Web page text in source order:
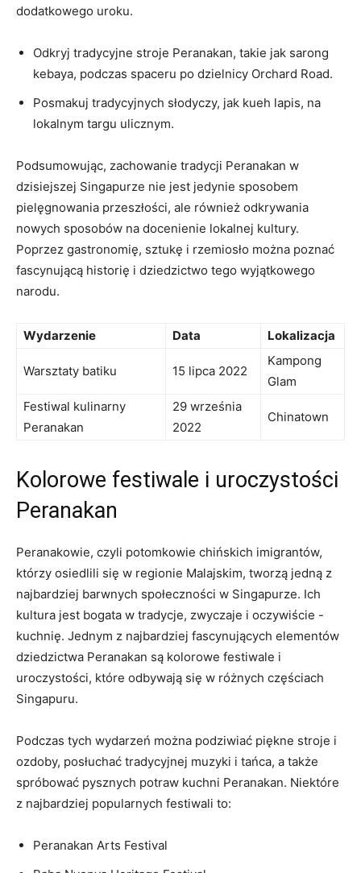
dodatkowego uroku.
Odkryj tradycyjne stroje‌ Peranakan, takie jak sarong
kebaya,⁣ podczas⁣ spaceru po dzielnicy Orchard Road.
Posmakuj tradycyjnych słodyczy, jak kueh lapis, ‍na
lokalnym targu⁤ ulicznym.
Podsumowując, zachowanie tradycji ⁢Peranakan w
dzisiejszej Singapurze nie jest jedynie sposobem
pielęgnowania​ przeszłości, ale również odkrywania
nowych sposobów na docenienie lokalnej ​kultury.
Poprzez gastronomię, sztukę i ⁢rzemiosło można poznać
fascynującą historię i dziedzictwo tego wyjątkowego‍
narodu.
Wydarzenie Data Lokalizacja
Warsztaty batiku 15 ⁤lipca 2022
Kampong
⁤Glam
Festiwal​ kulinarny
Peranakan
29 września
‌2022
Chinatown
Kolorowe festiwale i uroczystości
Peranakan
Peranakowie, czyli potomkowie chińskich‍ imigrantów,
którzy osiedlili się w regionie Malajskim, tworzą jedną z
najbardziej barwnych społeczności w⁢ Singapurze. Ich
kultura jest bogata w tradycje, ⁤zwyczaje i oczywiście ⁤-
kuchnię. Jednym z najbardziej fascynujących elementów
dziedzictwa Peranakan ‍są kolorowe festiwale i
uroczystości, które odbywają się w różnych częściach
Singapuru.
Podczas ⁤tych ⁣wydarzeń można⁣ podziwiać piękne stroje⁢ i
ozdoby, posłuchać tradycyjnej muzyki i tańca, a także
spróbować pysznych potraw ⁢kuchni Peranakan. Niektóre​
z ⁢najbardziej popularnych festiwali to:
Peranakan ⁤Arts Festival